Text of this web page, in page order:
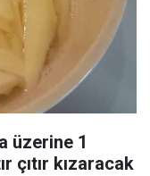
üzerine 1
çıtır kızaracak